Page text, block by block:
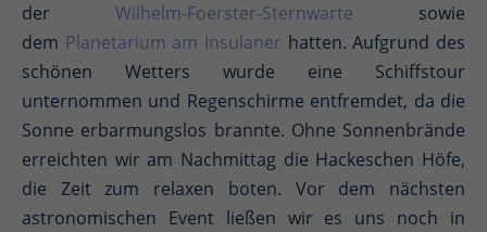
der Wilhelm-Foerster-Sternwarte sowie
dem Planetarium am Insulaner hatten. Aufgrund des
schönen Wetters wurde eine Schiffstour
unternommen und Regenschirme entfremdet, da die
Sonne erbarmungslos brannte. Ohne Sonnenbrände
erreichten wir am Nachmittag die Hackeschen Höfe,
die Zeit zum relaxen boten. Vor dem nächsten
astronomischen Event ließen wir es uns noch in